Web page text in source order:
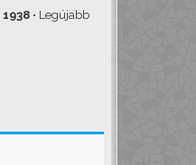
1938 • Legújabb